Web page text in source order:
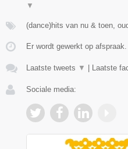
▼
(dance)hits van nu & toen,
Er wordt gewerkt op afspraak.
Laatste tweets ▼ Laatste
Sociale media: